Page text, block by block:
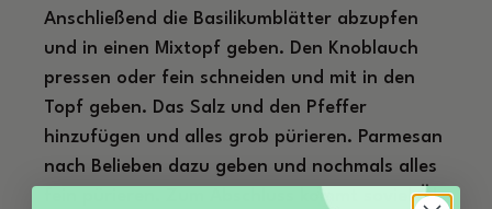
Anschließend die Basilikumblätter abzupfen
und in einen Mixtopf geben. Den Knoblauch
pressen oder fein schneiden und mit in den
Topf geben. Das Salz und den Pfeffer
hinzufügen und alles grob pürieren. Parmesan
nach Belieben dazu geben und nochmals alles
fein pürieren. Zum Abschluss kommt soviel Öl